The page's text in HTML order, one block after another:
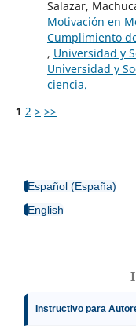
Salazar,
Motivación en
Cumplimiento
, Universidad y
Universidad y
ciencia.
1 2 > >>
Español (España)
English
Instructivo para